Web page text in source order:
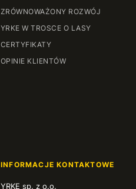
ZRÓWNOWAŻONY ROZWÓJ
YRKE W TROSCE O LASY
CERTYFIKATY
OPINIE KLIENTÓW
INFORMACJE KONTAKTOWE
YRKE sp. z o.o.